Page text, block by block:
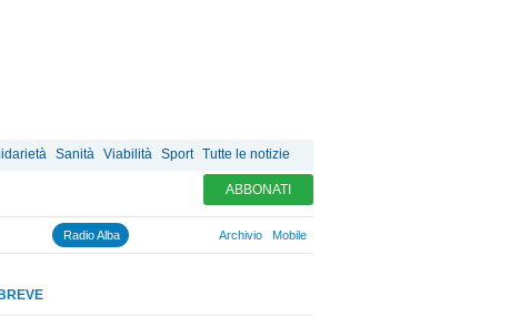
Sanità Viabilità Sport Tutte le notizie
ABBONATI
Radio Alba Archivio Mobile